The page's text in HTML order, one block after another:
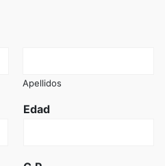
Apellidos
Edad